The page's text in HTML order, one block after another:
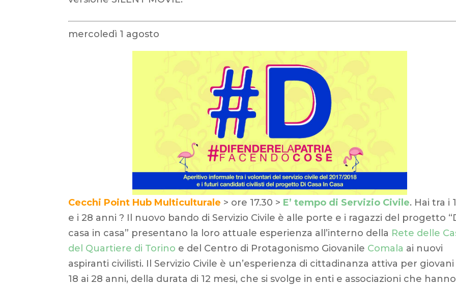
mercoledì 1 agosto
Cecchi Point Hub Multiculturale > ore 17.30 > E’ tempo di Servizio Civile. Hai tra i
e i 28 anni ? Il nuovo bando di Servizio Civile è alle porte e i ragazzi del progetto
casa in casa” presentano la loro attuale esperienza all’interno della Rete delle
del Quartiere di Torino e del Centro di Protagonismo Giovanile Comala ai nuovi
aspiranti civilisti. Il Servizio Civile è un’esperienza di cittadinanza attiva per giovani
18 ai 28 anni, della durata di 12 mesi, che si svolge in enti e associazioni che hanno